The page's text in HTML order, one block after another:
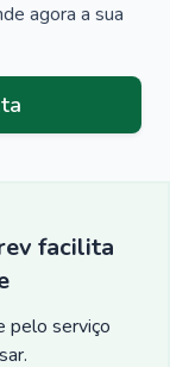
agora a sua
facilita
pelo serviço